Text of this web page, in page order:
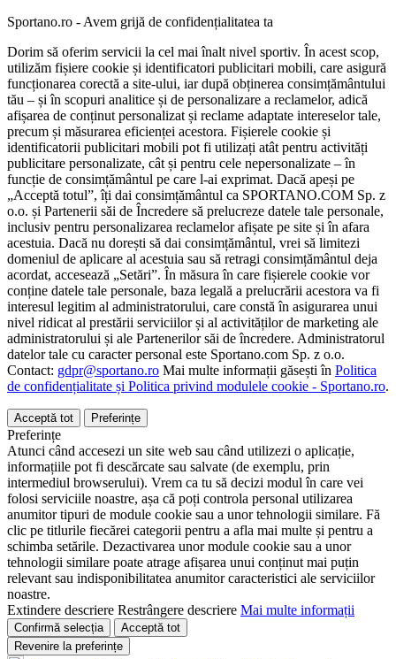
Sportano.ro - Avem grijă de confidențialitatea ta
Dorim să oferim servicii la cel mai înalt nivel sportiv. În acest scop,
utilizăm fișiere cookie și identificatori publicitari mobili, care asigură
funcționarea corectă a site-ului, iar după obținerea consimțământului
tău – și în scopuri analitice și de personalizare a reclamelor, adică
afișarea de conținut personalizat și reclame adaptate intereselor tale,
precum și măsurarea eficienței acestora. Fișierele cookie și
identificatorii publicitari mobili pot fi utilizați atât pentru activități
publicitare personalizate, cât și pentru cele nepersonalizate – în
funcție de consimțământul pe care l-ai exprimat. Dacă apeși pe
„Acceptă totul”, îți dai consimțământul ca SPORTANO.COM Sp. z
o.o. și Partenerii săi de Încredere să prelucreze datele tale personale,
inclusiv pentru personalizarea reclamelor afișate pe site și în afara
acestuia. Dacă nu dorești să dai consimțământul, vrei să limitezi
domeniul de aplicare al acestuia sau să retragi consimțământul deja
acordat, accesează „Setări”. În măsura în care fișierele cookie vor
conține datele tale personale, baza legală a prelucrării acestora va fi
interesul legitim al administratorului, care constă în asigurarea unui
nivel ridicat al prestării serviciilor și al activităților de marketing ale
administratorului și ale Partenerilor săi de încredere. Administratorul
datelor tale cu caracter personal este Sportano.com Sp. z o.o.
Contact: gdpr@sportano.ro Mai multe informații găsești în Politica
de confidențialitate și Politica privind modulele cookie - Sportano.ro.
Acceptă tot Preferințe
Preferințe
Atunci când accesezi un site web sau când utilizezi o aplicație,
informațiile pot fi descărcate sau salvate (de exemplu, prin
intermediul browserului). Vrem ca tu să decizi modul în care vei
folosi serviciile noastre, așa că poți controla personal utilizarea
anumitor tipuri de module cookie sau a unor tehnologii similare. Fă
clic pe titlurile fiecărei categorii pentru a afla mai multe și pentru a
schimba setările. Dezactivarea unor module cookie sau a unor
tehnologii similare poate atrage afișarea unui conținut mai puțin
relevant sau indisponibilitatea anumitor caracteristici ale serviciilor
noastre.
Extindere descriere Restrângere descriere Mai multe informații
Confirmă selecția
Acceptă tot
Revenire la preferințe